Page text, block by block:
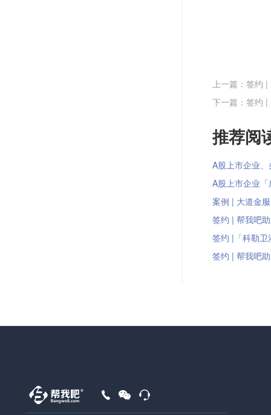
上一篇：签约 |
下一篇：签约 |
推荐阅
A股上市企业
A股上市企业
案例 | 大道金
签约 | 帮我吧
签约 |「科勒
签约 | 帮我吧